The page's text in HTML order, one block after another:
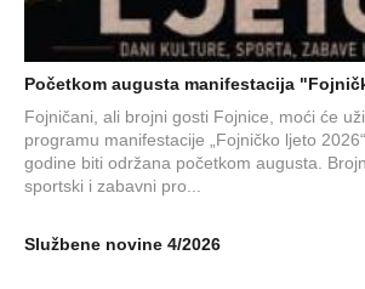
Početkom augusta manifestacija
Fojničani, ali brojni gosti Fojnice, moći će
programu manifestacije „Fojničko ljeto
godine biti održana početkom augusta.
sportski i zabavni pro...
Službene novine 4/2026